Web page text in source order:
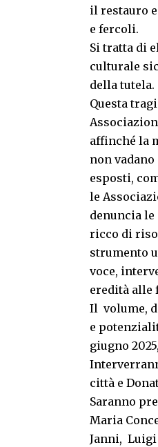
il restauro
e fercoli.
Si tratta di
culturale
della tutela.
Questa
affinché la
non
esposti,
le
denuncia
ricco di
strumento
voce,
eredità alle
Il volume,
e
giugno
città e
Saranno
Maria
Janni, Luigi